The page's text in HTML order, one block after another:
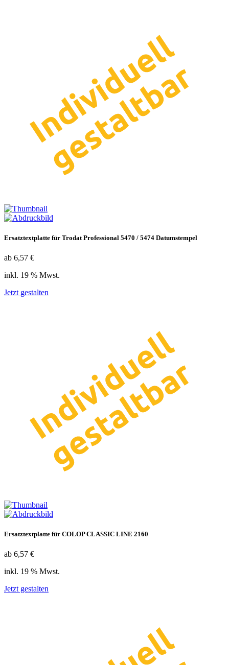
Ersatztextplatte für Trodat Professional 5470 / 5474 Datumstempel
ab 6,57 €
inkl. 19 % Mwst.
Jetzt gestalten
Ersatztextplatte für COLOP CLASSIC LINE 2160
ab 6,57 €
inkl. 19 % Mwst.
Jetzt gestalten